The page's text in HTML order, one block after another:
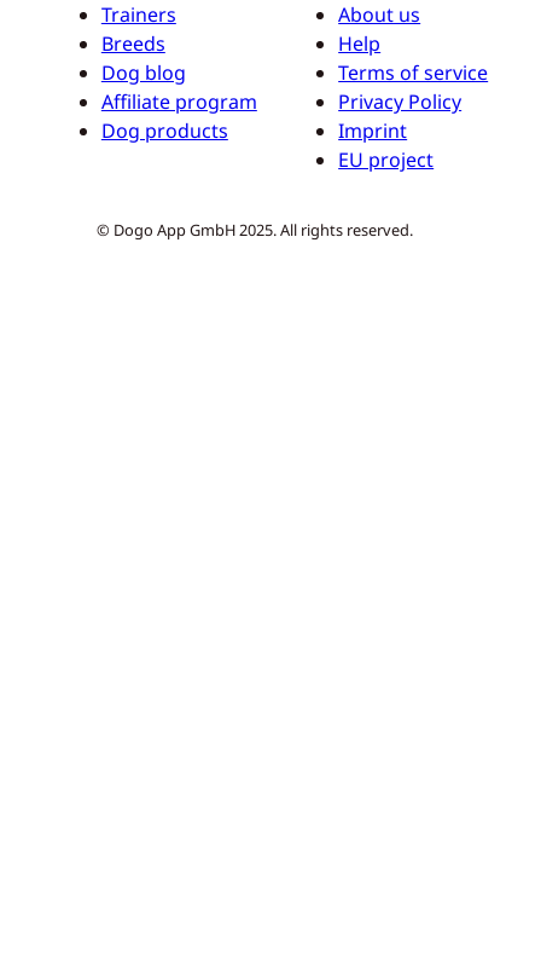
Trainers
Breeds
Dog blog
Affiliate program
Dog products
About us
Help
Terms of service
Privacy Policy
Imprint
EU project
© Dogo App GmbH 2025. All rights reserved.